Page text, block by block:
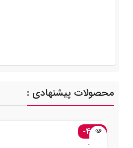
محصولات پیشنهادی :
-45%
ناموجود